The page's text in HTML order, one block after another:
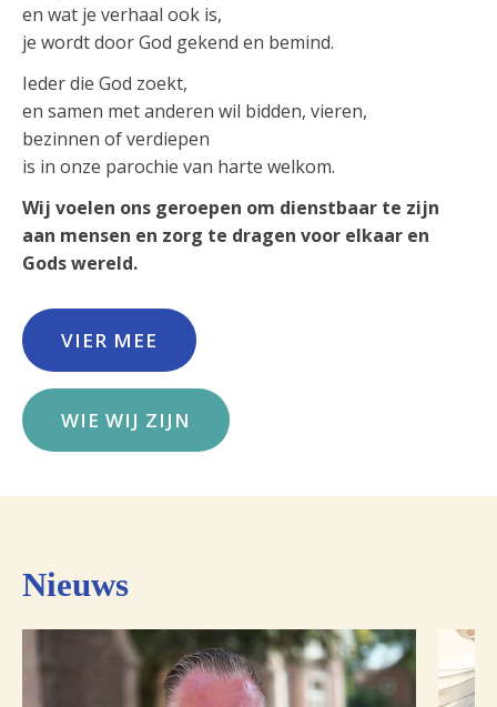
en wat je verhaal ook is,
je wordt door God gekend en bemind.
Ieder die God zoekt,
en samen met anderen wil bidden, vieren,
bezinnen of verdiepen
is in onze parochie van harte welkom.
Wij voelen ons geroepen om dienstbaar te zijn
aan mensen en zorg te dragen voor elkaar en
Gods wereld.
VIER MEE
WIE WIJ ZIJN
Nieuws